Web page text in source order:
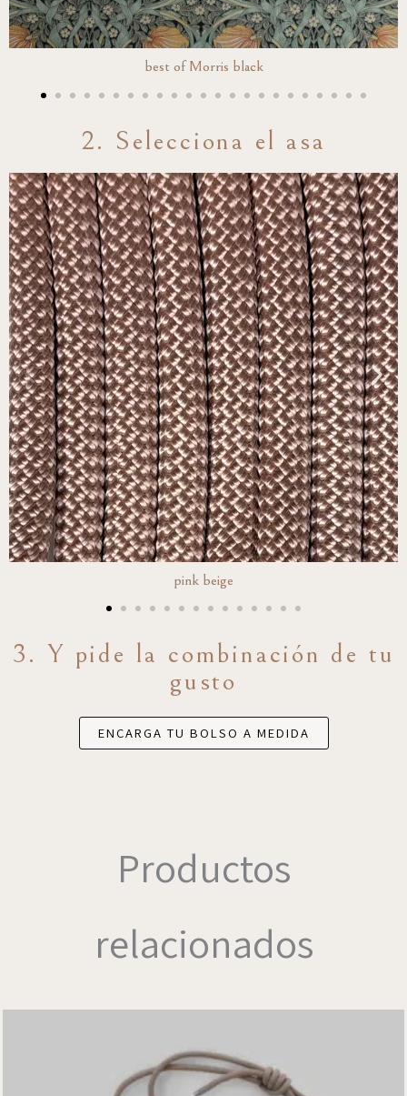
best of Morris black
2. Selecciona el asa
pink beige
3. Y pide la combinación de tu
gusto
ENCARGA TU BOLSO A MEDIDA
Productos
relacionados